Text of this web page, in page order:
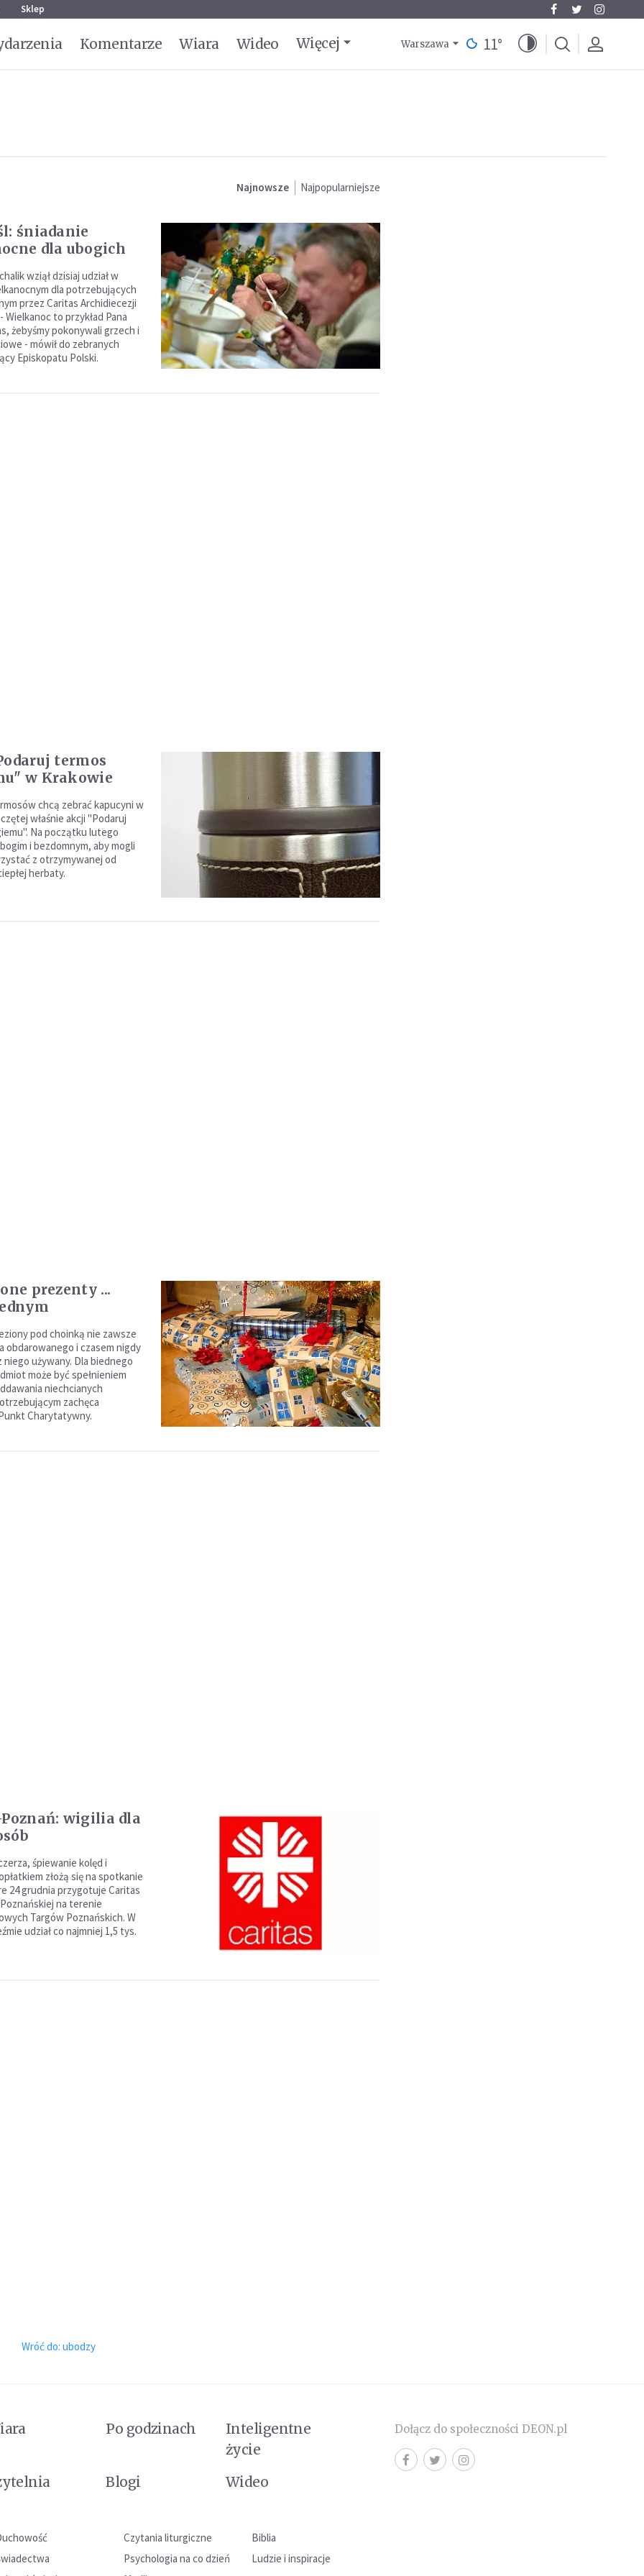
Sklep
Komentarze Wiara Wideo Więcej Warszawa 11°
Najnowsze Najpopularniejsze
śniadanie
dla ubogich
wziął dzisiaj udział w
dla potrzebujących
przez Caritas Archidiecezji
Wielkanoc to przykład Pana
żebyśmy pokonywali grzech i
- mówił do zebranych
Episkopatu Polski.
termos
w Krakowie
chcą zebrać kapucyni w
właśnie akcji "Podaruj
Na początku lutego
i bezdomnym, aby mogli
z otrzymywanej od
herbaty.
prezenty ...
pod choinką nie zawsze
obdarowanego i czasem nigdy
używany. Dla biednego
może być spełnieniem
niechcianych
zachęca
Charytatywny.
wigilia dla
śpiewanie kolęd i
złożą się na spotkanie
24 grudnia przygotuje Caritas
na terenie
Targów Poznańskich. W
udział co najmniej 1,5 tys.
Wróć do: ubodzy
Po godzinach
Inteligentne
życie
Blogi Wideo
Czytania liturgiczne
Biblia
Psychologia na co dzień
Ludzie i inspiracje
Dołącz do społeczności DEON.pl